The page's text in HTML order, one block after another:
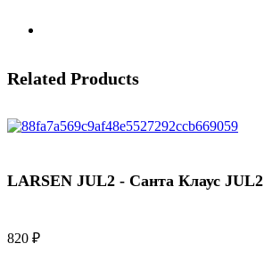
Related Products
LARSEN JUL2 - Санта Клаус JUL2
820 ₽